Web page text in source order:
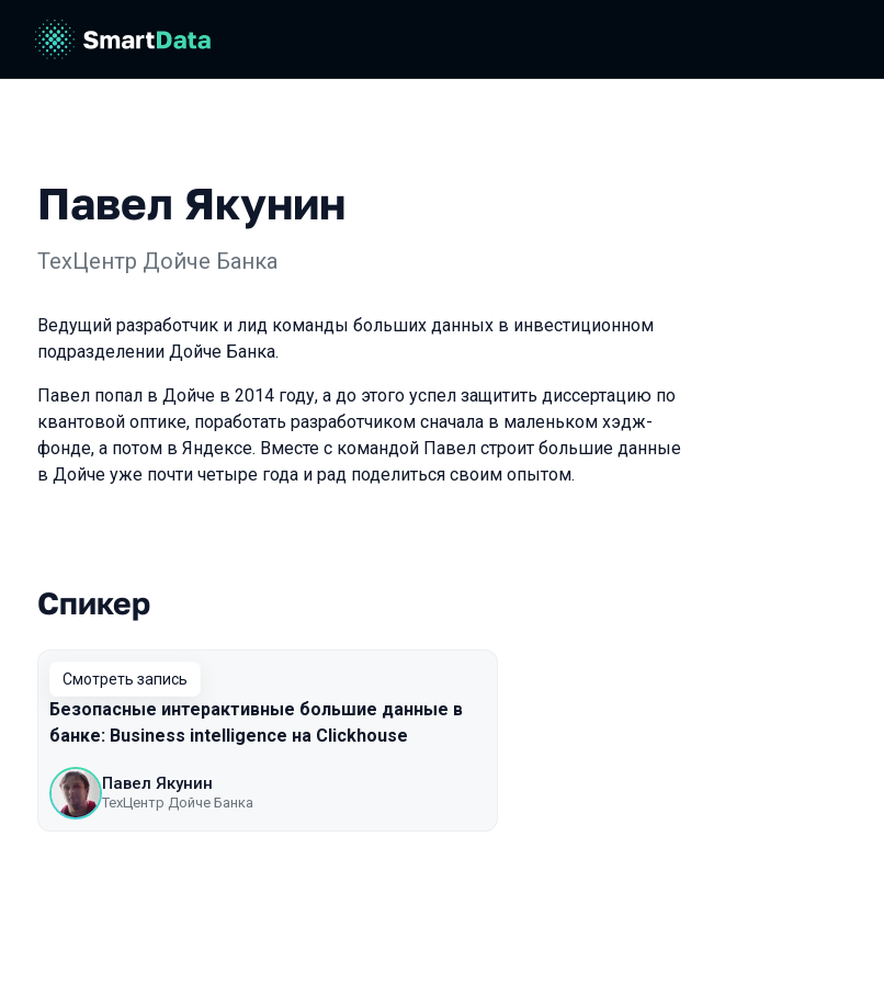
Павел Якунин
ТехЦентр Дойче Банка
Ведущий разработчик и лид команды больших данных в инвестиционном
подразделении Дойче Банка.
Павел попал в Дойче в 2014 году, а до этого успел защитить диссертацию по
квантовой оптике, поработать разработчиком сначала в маленьком хэдж-
фонде, а потом в Яндексе. Вместе с командой Павел строит большие данные
в Дойче уже почти четыре года и рад поделиться своим опытом.
Выступления в сезоне 2020
Спикер
Смотреть запись
Безопасные интерактивные большие данные в
банке: Business intelligence на Clickhouse
Павел Якунин
ТехЦентр Дойче Банка